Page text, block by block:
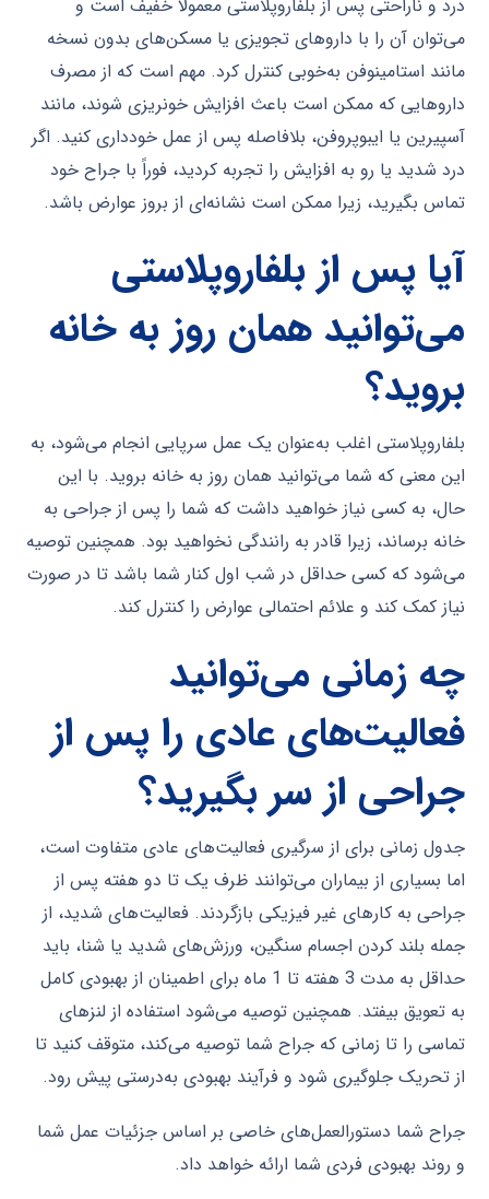
درد و ناراحتی پس از بلفاروپلاستی معمولاً خفیف است و
می‌توان آن را با داروهای تجویزی یا مسکن‌های بدون نسخه
مانند استامینوفن به‌خوبی کنترل کرد. مهم است که از مصرف
داروهایی که ممکن است باعث افزایش خونریزی شوند، مانند
آسپیرین یا ایبوپروفن، بلافاصله پس از عمل خودداری کنید. اگر
درد شدید یا رو به افزایش را تجربه کردید، فوراً با جراح خود
تماس بگیرید، زیرا ممکن است نشانه‌ای از بروز عوارض باشد.
آیا پس از بلفاروپلاستی
می‌توانید همان روز به خانه
بروید؟
بلفاروپلاستی اغلب به‌عنوان یک عمل سرپایی انجام می‌شود، به
این معنی که شما می‌توانید همان روز به خانه بروید. با این
حال، به کسی نیاز خواهید داشت که شما را پس از جراحی به
خانه برساند، زیرا قادر به رانندگی نخواهید بود. همچنین توصیه
می‌شود که کسی حداقل در شب اول کنار شما باشد تا در صورت
نیاز کمک کند و علائم احتمالی عوارض را کنترل کند.
چه زمانی می‌توانید
فعالیت‌های عادی را پس از
جراحی از سر بگیرید؟
جدول زمانی برای از سرگیری فعالیت‌های عادی متفاوت است،
اما بسیاری از بیماران می‌توانند ظرف یک تا دو هفته پس از
جراحی به کارهای غیر فیزیکی بازگردند. فعالیت‌های شدید، از
جمله بلند کردن اجسام سنگین، ورزش‌های شدید یا شنا، باید
حداقل به مدت 3 هفته تا 1 ماه برای اطمینان از بهبودی کامل
به تعویق بیفتد. همچنین توصیه می‌شود استفاده از لنزهای
تماسی را تا زمانی که جراح شما توصیه می‌کند، متوقف کنید تا
از تحریک جلوگیری شود و فرآیند بهبودی به‌درستی پیش رود.
جراح شما دستورالعمل‌های خاصی بر اساس جزئیات عمل شما
و روند بهبودی فردی شما ارائه خواهد داد.